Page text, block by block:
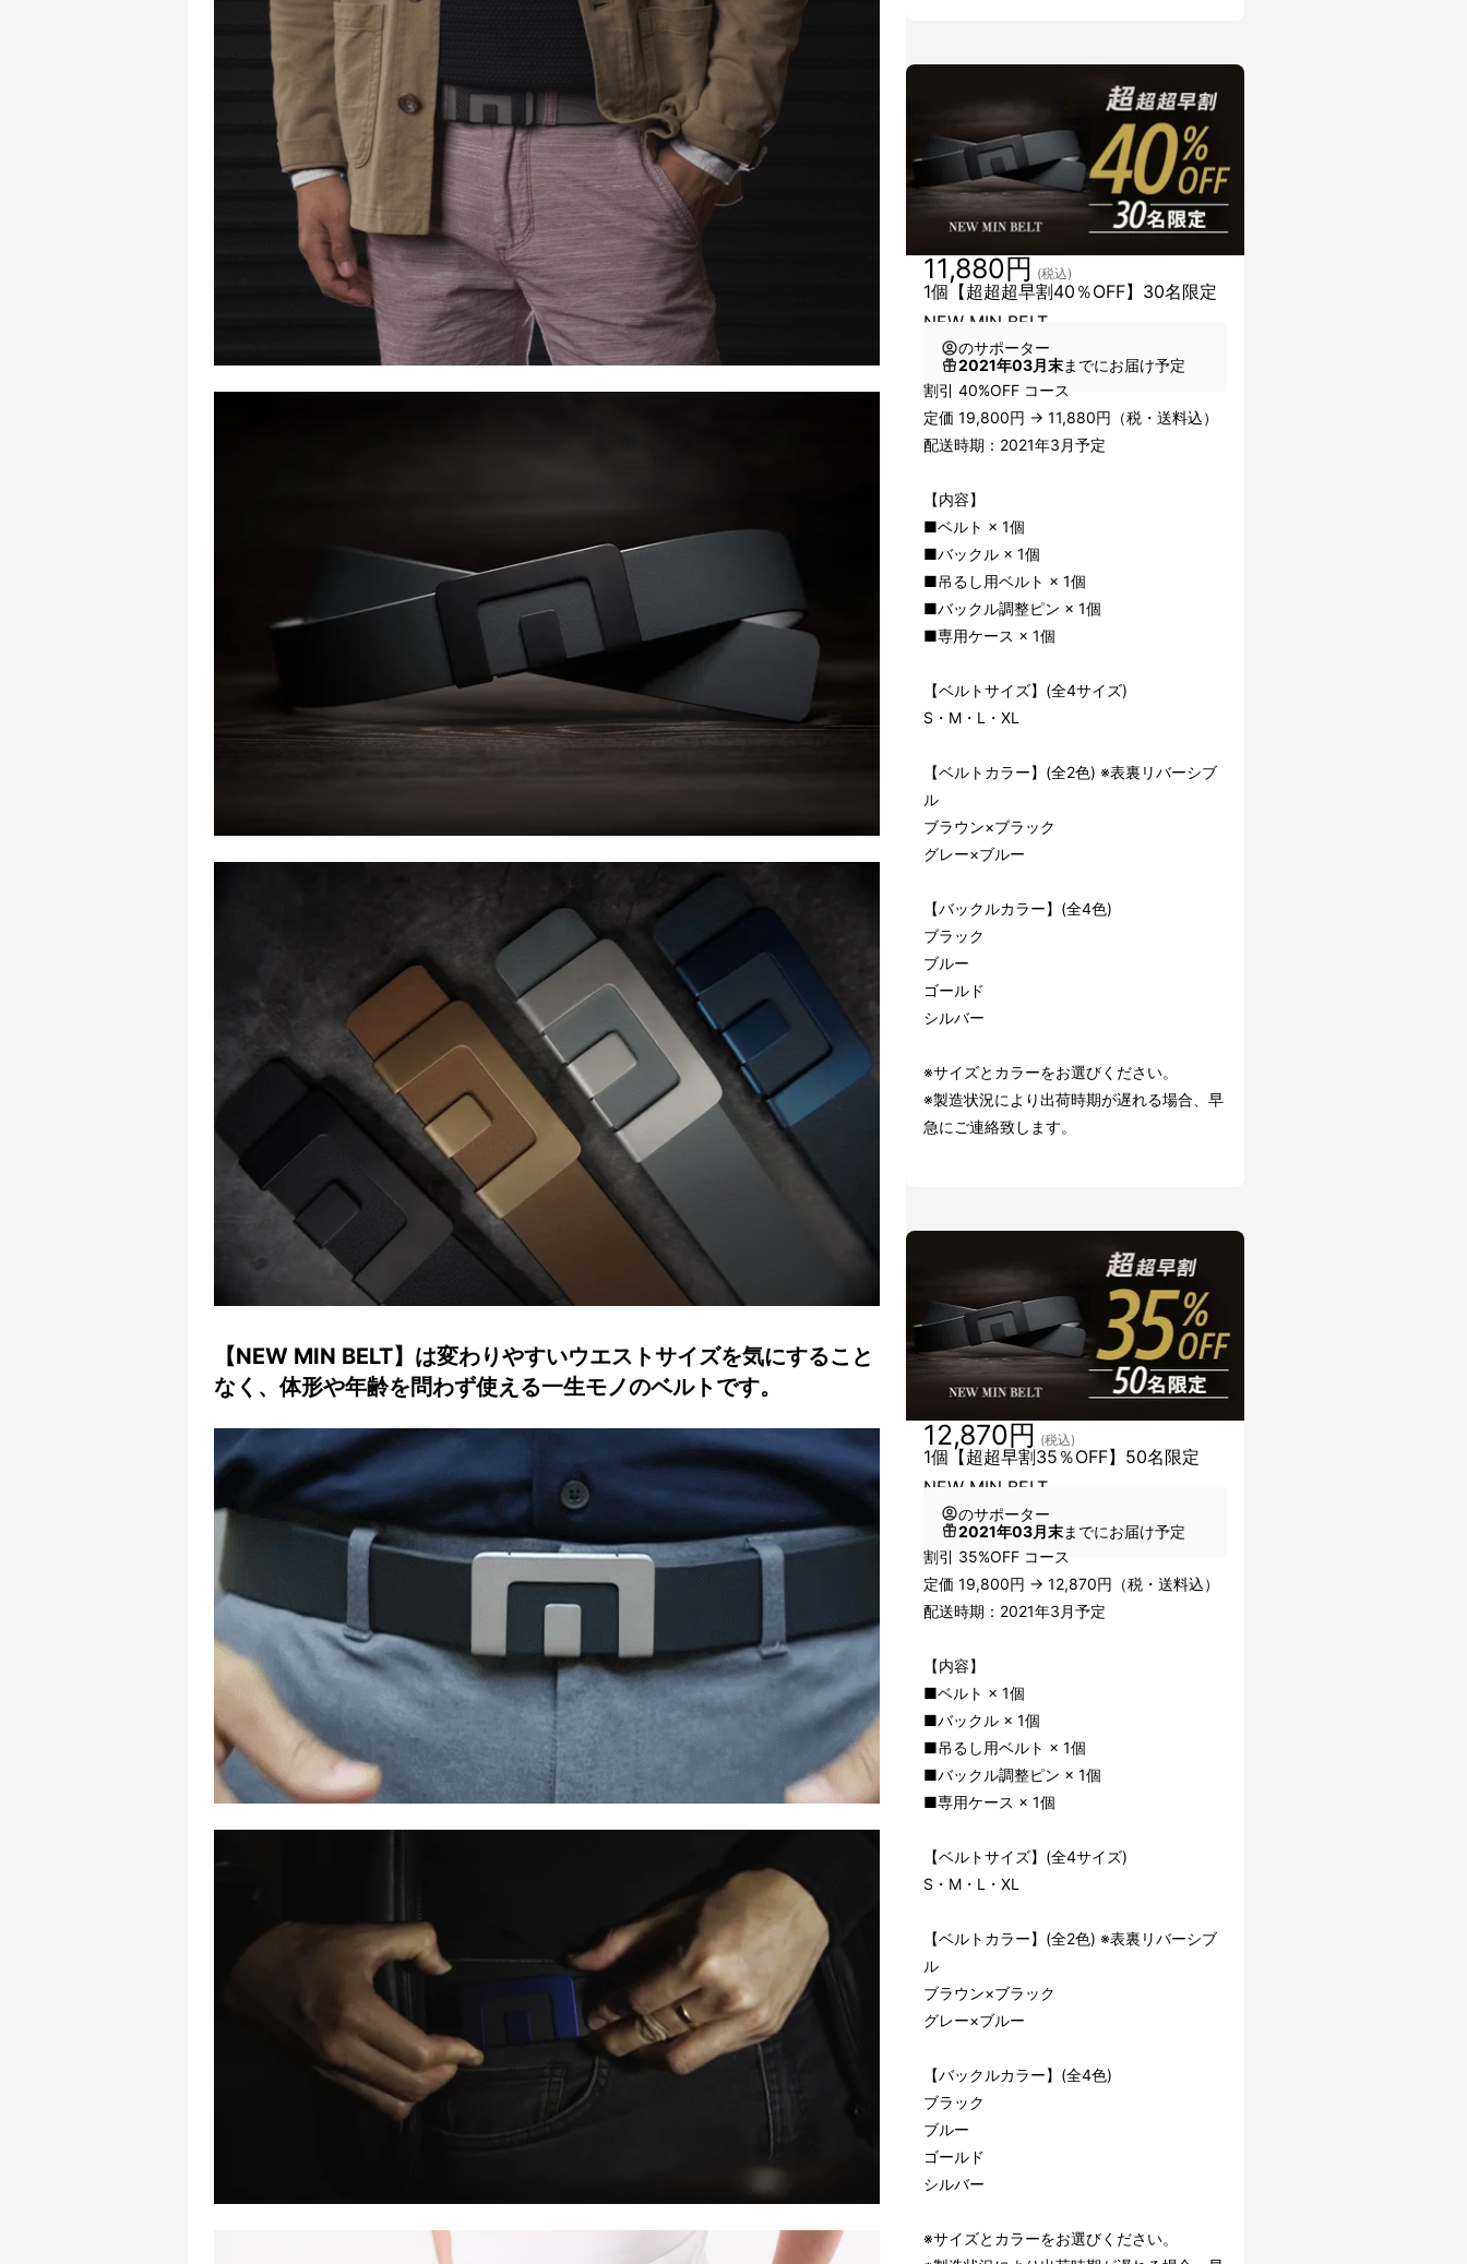
【NEW MIN BELT】は変わりやすいウエストサイズを気にすること
なく、体形や年齢を問わず使える一生モノのベルトです。
1個【超超超早割40％OFF】30名限定
NEW MIN BELT
11,880円 (税込)
のサポーター
2021年03月末までにお届け予定
割引 40%OFF コース
定価 19,800円 → 11,880円（税・送料込）
配送時期：2021年3月予定
【内容】
■ベルト × 1個
■バックル × 1個
■吊るし用ベルト × 1個
■バックル調整ピン × 1個
■専用ケース × 1個
【ベルトサイズ】(全4サイズ)
S・M・L・XL
【ベルトカラー】(全2色) ※表裏リバーシブ
ル
ブラウン×ブラック
グレー×ブルー
【バックルカラー】(全4色)
ブラック
ブルー
ゴールド
シルバー
※サイズとカラーをお選びください。
※製造状況により出荷時期が遅れる場合、早
急にご連絡致します。
1個【超超早割35％OFF】50名限定
NEW MIN BELT
12,870円 (税込)
のサポーター
2021年03月末までにお届け予定
割引 35%OFF コース
定価 19,800円 → 12,870円（税・送料込）
配送時期：2021年3月予定
【内容】
■ベルト × 1個
■バックル × 1個
■吊るし用ベルト × 1個
■バックル調整ピン × 1個
■専用ケース × 1個
【ベルトサイズ】(全4サイズ)
S・M・L・XL
【ベルトカラー】(全2色) ※表裏リバーシブ
ル
ブラウン×ブラック
グレー×ブルー
【バックルカラー】(全4色)
ブラック
ブルー
ゴールド
シルバー
※サイズとカラーをお選びください。